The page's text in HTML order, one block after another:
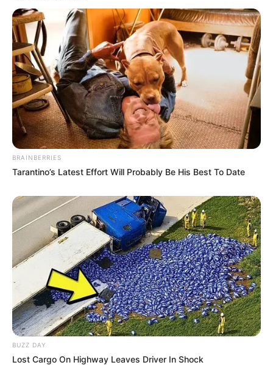
BRAINBERRIES
Tarantino’s Latest Effort Will Probably Be His Best To Date
BUZZ DAY
Lost Cargo On Highway Leaves Driver In Shock